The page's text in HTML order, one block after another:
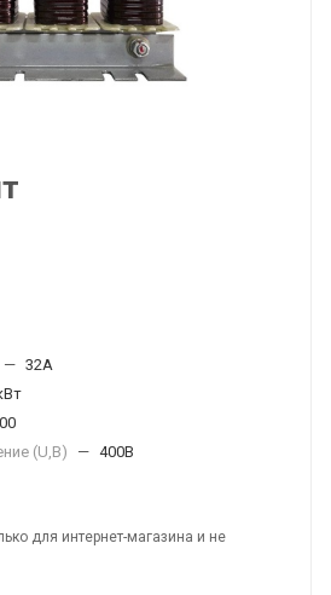
— 32А
(U,B)
— 400В
для интернет-магазина и не